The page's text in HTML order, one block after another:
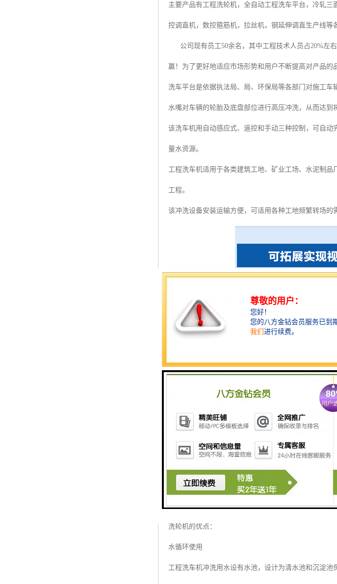
主要产品有工程洗轮机，全自动工程洗车平台，冷轧
控调直机，数控箍筋机，拉丝机，钢延伸调直生产线等
公司现有员工50余名，其中工程技术人员占20%左
赢！为了更好地适应市场形势和用户不断提高对产品
洗车平台是依据执法局、局、环保局等各部门对施工
水嘴对车辆的轮胎及底盘部位进行高压冲洗，从而达到
该洗车机用自动感应式、遥控和手动三种控制，可自
量水资源。
工程洗车机适用于各类建筑工地、矿业工场、水泥制
工程。
该冲洗设备安装运输方便，可适用各种工地频繁转场的
洗轮机的优点：
水循环使用
工程洗车机冲洗用水设有水池，设计为清水池和沉淀池